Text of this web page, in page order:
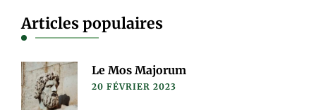
Articles populaires
Le Mos Majorum
20 FÉVRIER 2023